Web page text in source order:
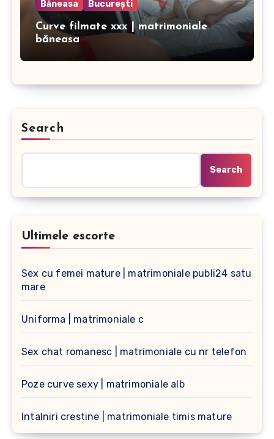
Băneasa București
Curve filmate xxx | matrimoniale
băneasa
Search
Search
Ultimele escorte
Sex cu femei mature | matrimoniale publi24 satu
mare
Uniforma | matrimoniale c
Sex chat romanesc | matrimoniale cu nr telefon
Poze curve sexy | matrimoniale alb
Intalniri crestine | matrimoniale timis mature